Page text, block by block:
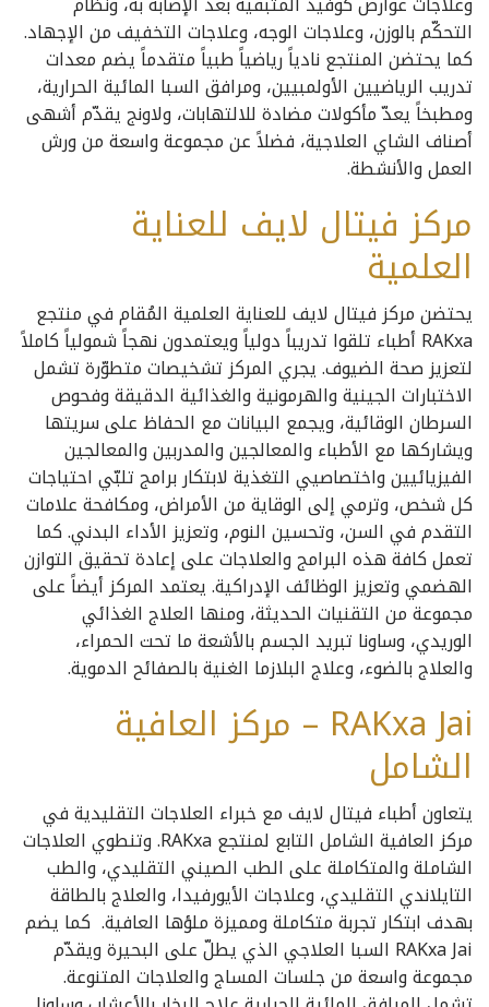
التحكّم بالوزن، وعلاجات الوجه، وعلاجات التخفيف من الإجهاد.
كما يحتضن المنتجع نادياً رياضياً طبياً متقدماً يضم معدات
تدريب الرياضيين الأولمبيين، ومرافق السبا المائية الحرارية،
ومطبخاً يعدّ مأكولات مضادة للالتهابات، ولاونج يقدّم أشهى
أصناف الشاي العلاجية، فضلاً عن مجموعة واسعة من ورش
العمل والأنشطة.
مركز فيتال لايف للعناية
العلمية
يحتضن مركز فيتال لايف للعناية العلمية المُقام في منتجع
RAKxa أطباء تلقوا تدريباً دولياً ويعتمدون نهجاً شمولياً كاملاً
لتعزيز صحة الضيوف. يجري المركز تشخيصات متطوّرة تشمل
الاختبارات الجينية والهرمونية والغذائية الدقيقة وفحوص
السرطان الوقائية، ويجمع البيانات مع الحفاظ على سريتها
ويشاركها مع الأطباء والمعالجين والمدربين والمعالجين
الفيزيائيين واختصاصيي التغذية لابتكار برامج تلبّي احتياجات
كل شخص، وترمي إلى الوقاية من الأمراض، ومكافحة علامات
التقدم في السن، وتحسين النوم، وتعزيز الأداء البدني. كما
تعمل كافة هذه البرامج والعلاجات على إعادة تحقيق التوازن
الهضمي وتعزيز الوظائف الإدراكية. يعتمد المركز أيضاً على
مجموعة من التقنيات الحديثة، ومنها العلاج الغذائي
الوريدي، وساونا تبريد الجسم بالأشعة ما تحت الحمراء،
والعلاج بالضوء، وعلاج البلازما الغنية بالصفائح الدموية.
RAKxa Jai – مركز العافية
الشامل
يتعاون أطباء فيتال لايف مع خبراء العلاجات التقليدية في
مركز العافية الشامل التابع لمنتجع RAKxa. وتنطوي العلاجات
الشاملة والمتكاملة على الطب الصيني التقليدي، والطب
التايلاندي التقليدي، وعلاجات الأيورفيدا، والعلاج بالطاقة
بهدف ابتكار تجربة متكاملة ومميزة ملؤها العافية. كما يضم
RAKxa Jai السبا العلاجي الذي يطلّ على البحيرة ويقدّم
مجموعة واسعة من جلسات المساج والعلاجات المتنوعة.